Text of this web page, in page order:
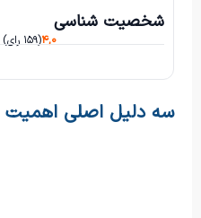
شخصیت شناسی
۴,۰(۱۵۹ رای)
سه دلیل اصلی اهمیت